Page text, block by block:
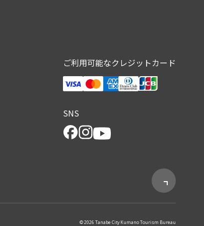
ご利用可能なクレジットカード
SNS
© 2026 Tanabe City Kumano Tourism Bureau